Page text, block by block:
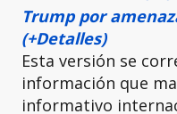
Trump por
(+Detalles)
Esta versión se
información que
informativo